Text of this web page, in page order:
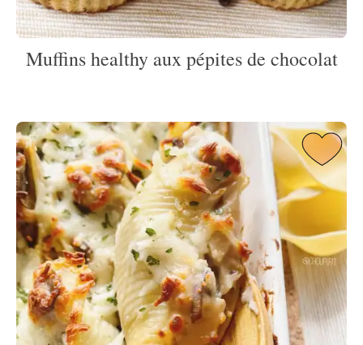
Muffins healthy aux pépites de chocolat